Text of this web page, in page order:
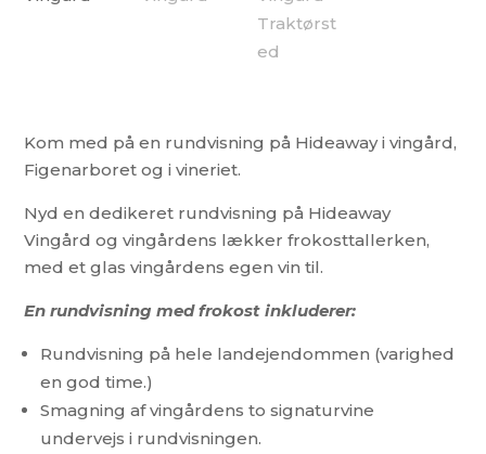
Kom med på en rundvisning på Hideaway i vingård,
Figenarboret og i vineriet.
Nyd en dedikeret rundvisning på Hideaway
Vingård og vingårdens lækker frokosttallerken,
med et glas vingårdens egen vin til.
En rundvisning med frokost inkluderer:
Rundvisning på hele landejendommen (varighed
en god time.)
Smagning af vingårdens to signaturvine
undervejs i rundvisningen.